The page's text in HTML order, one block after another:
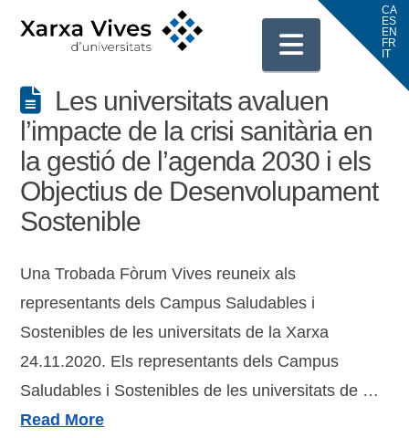
Les universitats avaluen
l’impacte de la crisi sanitària en
la gestió de l’agenda 2030 i els
Objectius de Desenvolupament
Sostenible
Una Trobada Fòrum Vives reuneix als
representants dels Campus Saludables i
Sostenibles de les universitats de la Xarxa
24.11.2020. Els representants dels Campus
Saludables i Sostenibles de les universitats de …
Read More